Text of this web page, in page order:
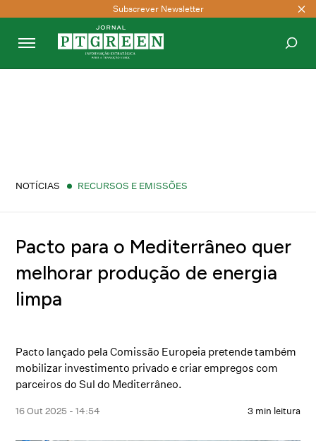
Subscrever Newsletter
NOTÍCIAS RECURSOS E EMISSÕES
Pacto para o Mediterrâneo quer
melhorar produção de energia
limpa
Pacto lançado pela Comissão Europeia pretende também
mobilizar investimento privado e criar empregos com
parceiros do Sul do Mediterrâneo.
16 Out 2025 - 14:54 3 min leitura